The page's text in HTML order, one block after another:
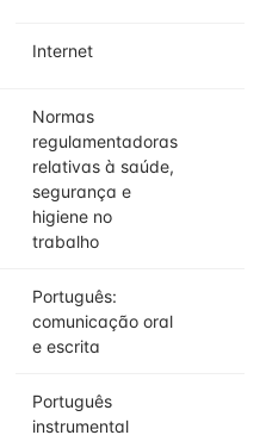
Internet
Normas
regulamentadoras
relativas à saúde,
segurança e
higiene no
trabalho
Português:
comunicação oral
e escrita
Português
instrumental